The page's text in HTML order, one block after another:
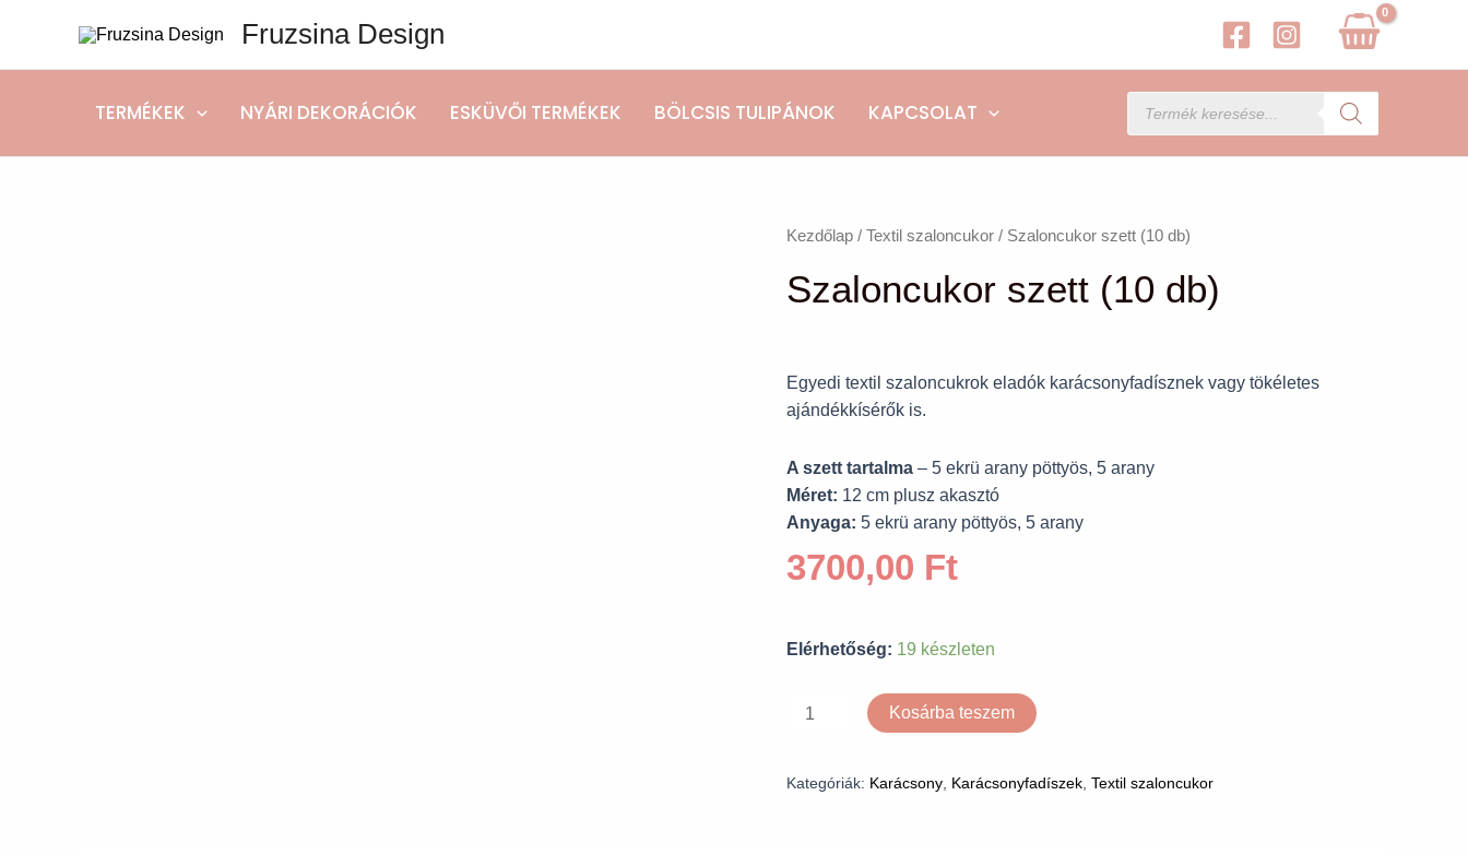
content
Fruzsina Design
TERMÉKEK NYÁRI DEKORÁCIÓK ESKÜVŐI TERMÉKEK BÖLCSIS TULIPÁNOK KAPCSOLAT
Products
search
Kezdőlap / Textil szaloncukor / Szaloncukor szett (10 db)
Szaloncukor szett (10 db)
Egyedi textil szaloncukrok eladók karácsonyfadísznek vagy tökéletes
ajándékkísérők is.
A szett tartalma – 5 ekrü arany pöttyös, 5 arany
Méret: 12 cm plusz akasztó
Anyaga: 5 ekrü arany pöttyös, 5 arany
3700,00 Ft
Elérhetőség: 19 készleten
Szaloncukor
(10
Kosárba teszem
Kategóriák: Karácsony Karácsonyfadíszek Textil szaloncukor